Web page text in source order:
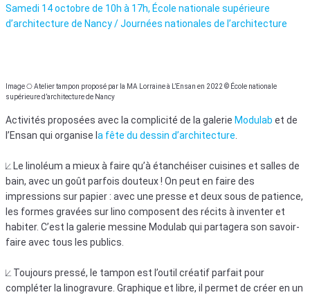
Samedi 14 octobre de 10h à 17h, École nationale supérieure
d’architecture de Nancy / Journées nationales de l’architecture
Image ⎔ Atelier tampon proposé par la MA Lorraine à L’Ensan en 2022 © École nationale
supérieure d’architecture de Nancy
Activités proposées avec la complicité de la galerie Modulab et de
l’Ensan qui organise l a fête du dessin d’architecture.
⟀ Le linoléum a mieux à faire qu’à étanchéiser cuisines et salles de
bain, avec un goût parfois douteux ! On peut en faire des
impressions sur papier : avec une presse et deux sous de patience,
les formes gravées sur lino composent des récits à inventer et
habiter. C’est la galerie messine Modulab qui partagera son savoir-
faire avec tous les publics.
⟀ Toujours pressé, le tampon est l’outil créatif parfait pour
compléter la linogravure. Graphique et libre, il permet de créer en un